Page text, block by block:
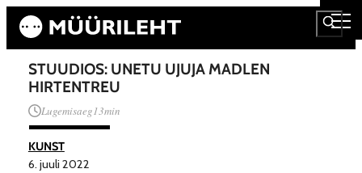
STUUDIOS: UNETU UJUJA MADLEN
HIRTENTREU
Lugemisaeg13min
KUNST
6. juuli 2022